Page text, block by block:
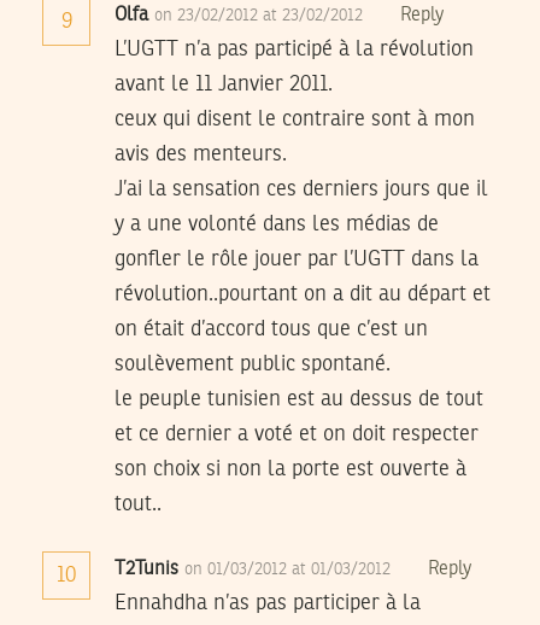
9 Olfa on 23/02/2012 at 23/02/2012 Reply
L’UGTT n’a pas participé à la révolution
avant le 11 Janvier 2011.
ceux qui disent le contraire sont à mon
avis des menteurs.
J’ai la sensation ces derniers jours que il
y a une volonté dans les médias de
gonfler le rôle jouer par l’UGTT dans la
révolution..pourtant on a dit au départ et
on était d’accord tous que c’est un
soulèvement public spontané.
le peuple tunisien est au dessus de tout
et ce dernier a voté et on doit respecter
son choix si non la porte est ouverte à
tout..
10 T2Tunis on 01/03/2012 at 01/03/2012 Reply
Ennahdha n’as pas participer à la